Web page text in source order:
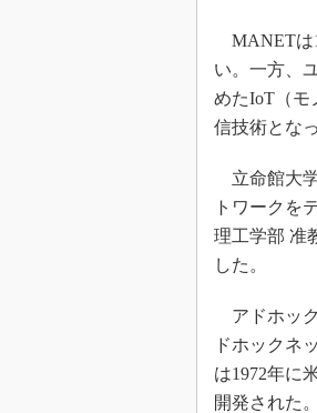
MANETは
い。一方、
めたIoT（モ
信技術となっ
立命館大学
トワークを
理工学部 准
した。
アドホッ
ドホックネ
は1972年に
開発された